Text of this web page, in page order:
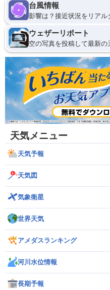
台風情報
影響は？接近状況をリアル
ウェザーリポート
空の写真を投稿して最新の
天気メニュー
天気予報
天気図
気象衛星
世界天気
アメダスランキング
河川水位情報
長期予報